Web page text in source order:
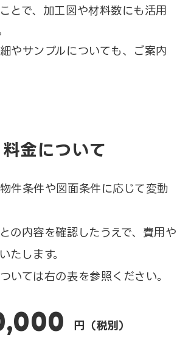
とで、加工図や材料数にも活用
やサンプルについても、ご案内
料金について
件条件や図面条件に応じて変動
の内容を確認したうえで、 費用や
たします。
いては右の表を参照ください。
円（税別）